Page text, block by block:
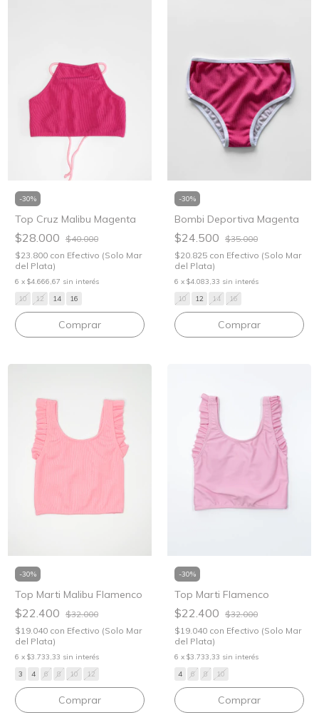
-30%
Top Cruz Malibu Magenta
$28.000 $40.000
$23.800 con Efectivo (Solo Mar
del Plata)
6 x $4.666,67 sin interés
10
12 14 16
Comprar
-30%
Bombi Deportiva Magenta
$24.500 $35.000
$20.825 con Efectivo (Solo Mar
del Plata)
6 x $4.083,33 sin interés
10
12 14 16
Comprar
-30%
Top Marti Malibu Flamenco
$22.400 $32.000
$19.040 con Efectivo (Solo Mar
del Plata)
6 x $3.733,33 sin interés
3
4 6 8 10 12
Comprar
-30%
Top Marti Flamenco
$22.400 $32.000
$19.040 con Efectivo (Solo Mar
del Plata)
6 x $3.733,33 sin interés
4
6 8 10
Comprar